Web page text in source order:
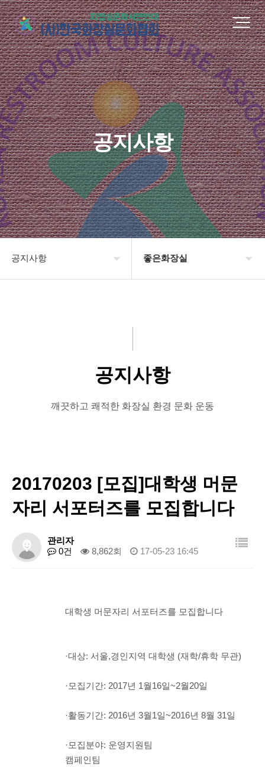
공지사항
공지사항 좋은화장실
미운화장실
시민이뽑은Best&Worst
공지사항
깨끗하고 쾌적한 화장실 환경 문화 운동
20170203 [모집]대학생 머문
자리 서포터즈를 모집합니다
관리자
0건
8,862회 17-05-23 16:45
대학생 머문자리 서포터즈를 모집합니다
·대상: 서울,경인지역 대학생 (재학/휴학 무관)
·모집기간: 2017년 1월16일~2월20일
·활동기간: 2016년 3월1일~2016년 8월 31일
·모집분야: 운영지원팀
캠페인팀